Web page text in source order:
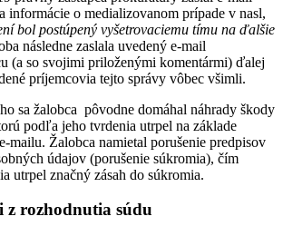
informácie o medializovanom prípade v nasl,
bol postúpený vyšetrovaciemu tímu na ďalšie
následne zaslala uvedený e-mail
(a so svojimi priloženými komentármi) ďalej
príjemcovia tejto správy vôbec všimli.
sa žalobca pôvodne domáhal náhrady škody
podľa jeho tvrdenia utrpel na základe
mailu. Žalobca namietal porušenie predpisov
údajov (porušenie súkromia), čím
utrpel značný zásah do súkromia.
z rozhodnutia súdu